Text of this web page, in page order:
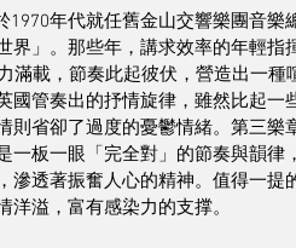
1970年代就任舊金山交響樂團音樂
」。那些年，講求效率的年輕指
載，節奏此起彼伏，營造出一種
管奏出的抒情旋律，雖然比起一
省卻了過度的憂鬱情緒。第三樂
板一眼「完全對」的節奏與韻律
透著振奮人心的精神。值得一提
溢，富有感染力的支撑。